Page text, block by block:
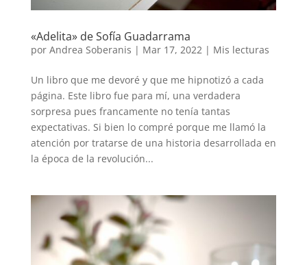
«Adelita» de Sofía Guadarrama
por Andrea Soberanis | Mar 17, 2022 | Mis lecturas
Un libro que me devoré y que me hipnotizó a cada
página. Este libro fue para mí, una verdadera
sorpresa pues francamente no tenía tantas
expectativas. Si bien lo compré porque me llamó la
atención por tratarse de una historia desarrollada en
la época de la revolución...